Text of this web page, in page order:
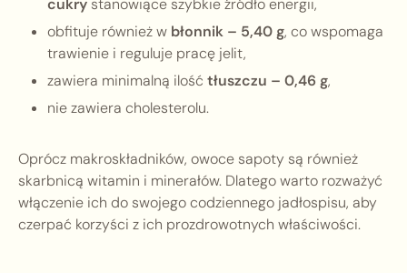
cukry stanowiące szybkie źródło energii,
obfituje również w błonnik – 5,40 g, co wspomaga
trawienie i reguluje pracę jelit,
zawiera minimalną ilość tłuszczu – 0,46 g,
nie zawiera cholesterolu.
Oprócz makroskładników, owoce sapoty są również
skarbnicą witamin i minerałów. Dlatego warto rozważyć
włączenie ich do swojego codziennego jadłospisu, aby
czerpać korzyści z ich prozdrowotnych właściwości.